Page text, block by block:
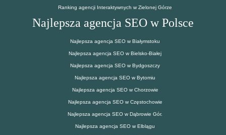
Ranking agencji Interaktywnych w Zielonej Górze
Najlepsza agencja SEO w Polsce
Najlepsza agencja SEO w Białymstoku
Najlepsza agencja SEO w Bielsko-Białej
Najlepsza agencja SEO w Bydgoszczy
Najlepsza agencja SEO w Bytomiu
Najlepsza agencja SEO w Chorzowie
Najlepsza agencja SEO w Częstochowie
Najlepsza agencja SEO w Dąbrowie Gór.
Najlepsza agencja SEO w Elblągu